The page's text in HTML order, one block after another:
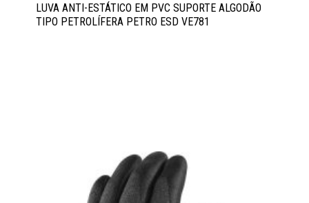
LUVA ANTI-ESTÁTICO EM PVC SUPORTE ALGODÃO
TIPO PETROLÍFERA PETRO ESD VE781